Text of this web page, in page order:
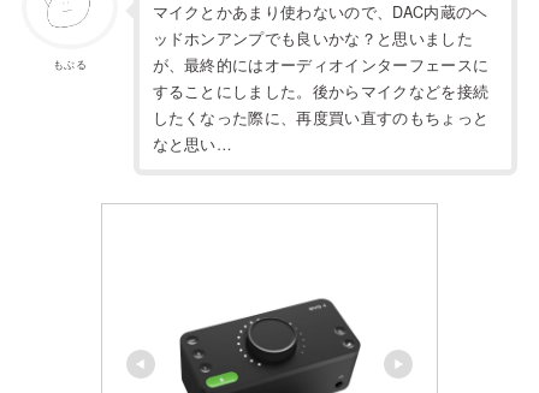
もぶる
マイクとかあまり使わないので、DAC内蔵のヘ
ッドホンアンプでも良いかな？と思いました
が、最終的にはオーディオインターフェースに
することにしました。後からマイクなどを接続
したくなった際に、再度買い直すのもちょっと
なと思い…